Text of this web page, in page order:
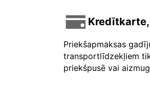
Priekšapmaksas
transportlīdzekļiem
priekšpusē vai